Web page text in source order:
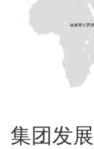
集团发